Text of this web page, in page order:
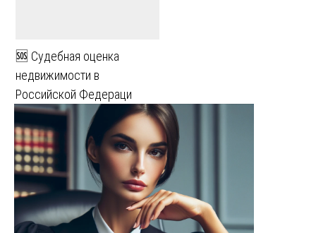
🆘 Судебная оценка
недвижимости в
Российской Федераци